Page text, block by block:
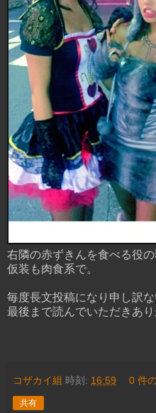
右隣の赤ずきんを食べる役の
仮装も肉食系で。
毎度長文投稿になり申し訳
最後まで読んでいただきあり
コザカイ組 時刻: 16:59 0 件
共有